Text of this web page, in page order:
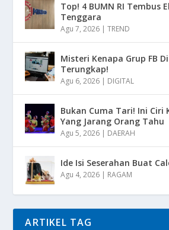
Top! 4 BUMN RI Tembus
Tenggara
Agu 7, 2026 |TREND
Misteri Kenapa Grup FB
Terungkap!
Agu 6, 2026 | DIGITAL
Bukan Cuma Tari! Ini Ciri
Yang Jarang Orang Tahu
Agu 5, 2026 | DAERAH
Ide Isi Seserahan Buat
Agu 4, 2026 | RAGAM
ARTIKEL TAG